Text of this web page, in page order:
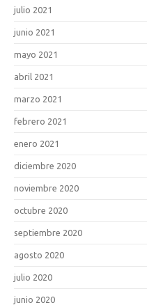
julio 2021
junio 2021
mayo 2021
abril 2021
marzo 2021
febrero 2021
enero 2021
diciembre 2020
noviembre 2020
octubre 2020
septiembre 2020
agosto 2020
julio 2020
junio 2020